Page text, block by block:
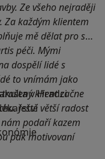
Ze všeho nejraději
Za každým klientem
mě dělat pro své
péči. Mými
dospělí lidé s
to vnímám jako
klient začne
Ještě větší radost
podaří kazem
pak motivovaní
v Hradci